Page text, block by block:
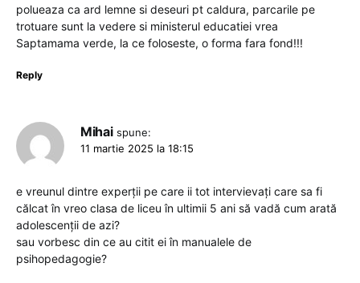
polueaza ca ard lemne si deseuri pt caldura, parcarile pe
trotuare sunt la vedere si ministerul educatiei vrea
Saptamama verde, la ce foloseste, o forma fara fond!!!
Reply
Mihai spune:
11 martie 2025 la 18:15
e vreunul dintre experții pe care ii tot intervievați care sa fi
călcat în vreo clasa de liceu în ultimii 5 ani să vadă cum arată
adolescenții de azi?
sau vorbesc din ce au citit ei în manualele de
psihopedagogie?